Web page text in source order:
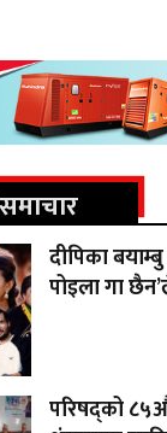
दीपिका
पोइला गा
परिषद्को